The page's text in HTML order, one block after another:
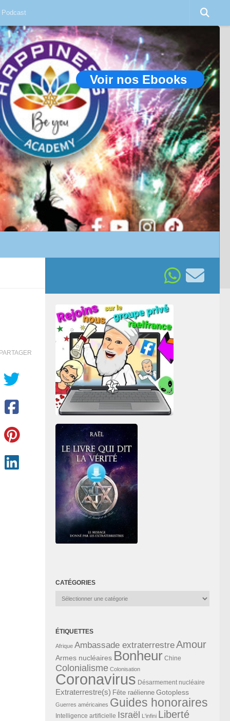
Voir nos Ebooks
CATÉGORIES
Catégories
ÉTIQUETTES
Afrique Ambassade extraterrestreAmour
Armes nucléaires Bonheur Chine
Colonialisme Colonisation
Coronavirus Désarmement nucléaire
Extraterrestre(s) Fête raélienne Gotopless
Guerres américaines Guides honoraires
Intelligence artificielle Israël L'infini Liberté